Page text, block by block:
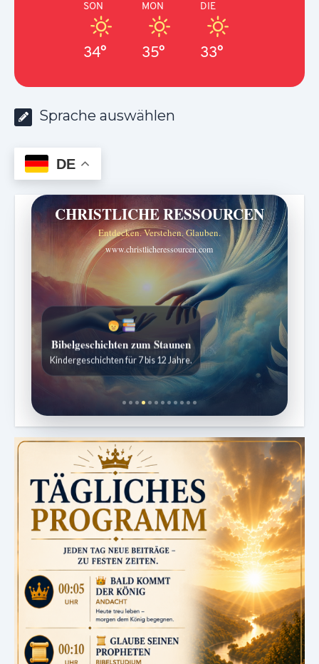
SON
34°
MON
35°
DIE
33°
Sprache auswählen
DE
CHRISTLICHE RESSOURCEN
Entdecken. Verstehen. Glauben.
www.christlicheressourcen.com
Bibelgeschichten zum Staunen
Kindergeschichten für 7 bis 12 Jahre.